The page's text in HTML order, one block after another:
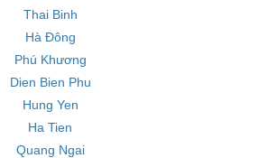
Thai Binh
Hà Đông
Phú Khương
Dien Bien Phu
Hung Yen
Ha Tien
Quang Ngai